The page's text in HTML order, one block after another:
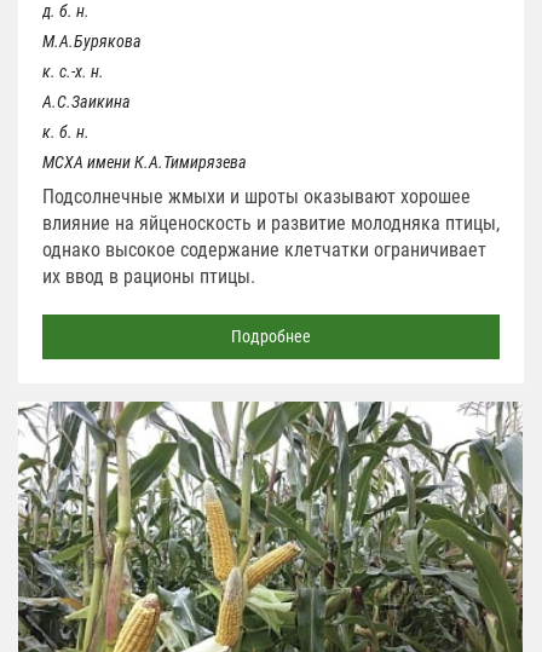
д. б. н.
М.А.Бурякова
к. с.-х. н.
А.С.Заикина
к. б. н.
МСХА имени К.А.Тимирязева
Подсолнечные жмыхи и шроты оказывают хорошее
влияние на яйценоскость и развитие молодняка птицы,
однако высокое содержание клетчатки ограничивает
их ввод в рационы птицы.
Подробнее